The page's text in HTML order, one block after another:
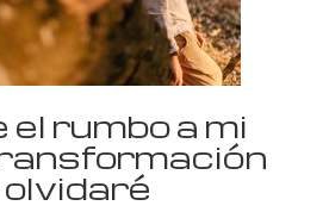
rumbo a mi